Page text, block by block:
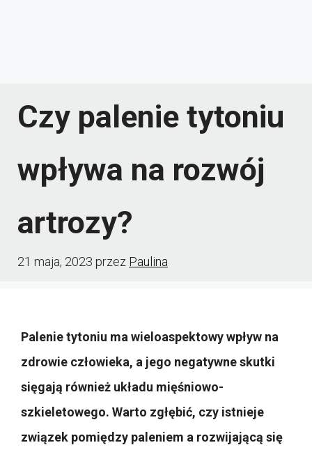
Czy palenie tytoniu
wpływa na rozwój
artrozy?
21 maja, 2023 przez Paulina
Palenie tytoniu ma wieloaspektowy wpływ na
zdrowie człowieka, a jego negatywne skutki
sięgają również układu mięśniowo-
szkieletowego. Warto zgłębić, czy istnieje
związek pomiędzy paleniem a rozwijającą się